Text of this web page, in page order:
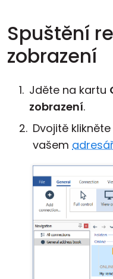
Spuštění
zobrazení
Jděte na kartu
zobrazení.
Dvojitě
vašem